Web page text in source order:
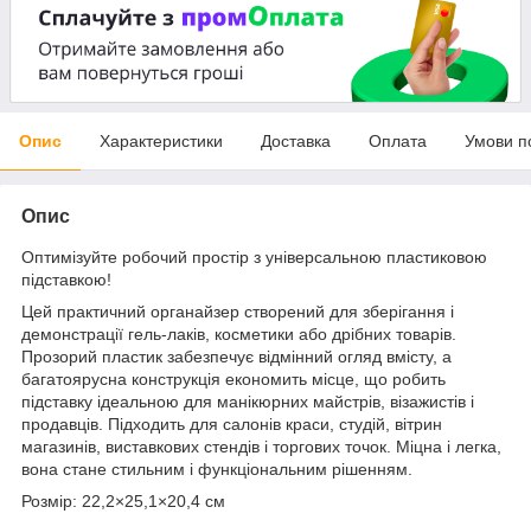
Опис Характеристики Доставка Оплата Умови
Опис
Оптимізуйте робочий простір з універсальною пластиковою
підставкою!
Цей практичний органайзер створений для зберігання і
демонстрації гель-лаків, косметики або дрібних товарів.
Прозорий пластик забезпечує відмінний огляд вмісту, а
багатоярусна конструкція економить місце, що робить
підставку ідеальною для манікюрних майстрів, візажистів і
продавців. Підходить для салонів краси, студій, вітрин
магазинів, виставкових стендів і торгових точок. Міцна і легка,
вона стане стильним і функціональним рішенням.
Розмір: 22,2×25,1×20,4 см